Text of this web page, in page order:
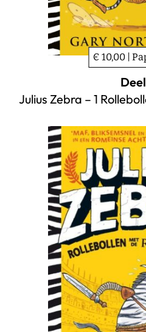
€ 10,00 |
Deel
Julius Zebra – 1